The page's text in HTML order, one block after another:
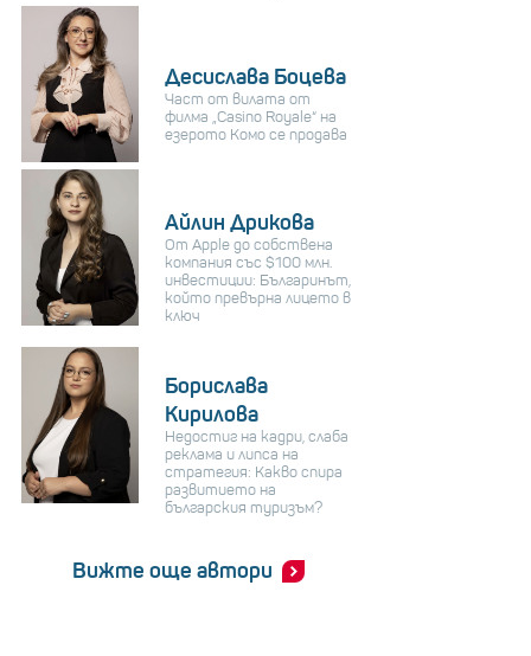
Десислава Боцева
Част от вилата от
филма „Casino Royale“ на
езерото Комо се продава
Айлин Дрикова
От Apple до собствена
компания със $100 млн.
инвестиции: Българинът,
който превърна лицето в
ключ
Борислава
Кирилова
Недостиг на кадри, слаба
реклама и липса на
стратегия: Какво спира
развитието на
българския туризъм?
Вижте още автори